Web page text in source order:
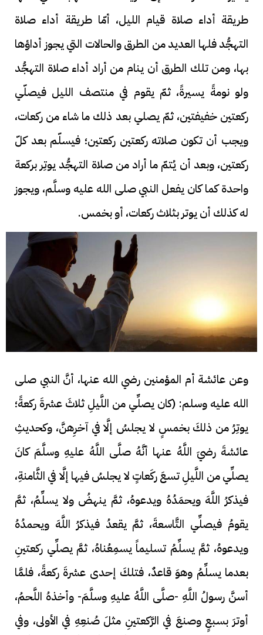
طريقة أداء صلاة قيام الليل، أمّا طريقة أداء صلاة
التهجُّد فلها العديد من الطرق والحالات التي يجوز أداؤها
بها، ومن تلك الطرق أن ينام من أراد أداء صلاة التهجُّد
ولو نومةً يسيرةً، ثمّ يقوم في منتصف الليل فيصلّي
ركعتين خفيفتين، ثمّ يصلي بعد ذلك ما شاء من ركعات،
ويجب أن تكون صلاته ركعتين ركعتين؛ فيسلّم بعد كلّ
ركعتين، وبعد أن يُتمّ ما أراد من صلاة التهجُّد يوتِر بركعة
واحدة كما كان يفعل النبي صلى الله عليه وسلَّم، ويجوز
له كذلك أن يوتر بثلاث ركعات، أو بخمس.
وعن عائشة أم المؤمنين رضي الله عنها، أنَّ النبي صلى
الله عليه وسلم: (كان يصلِّي من اللَّيلِ ثلاثَ عشرةَ ركعةً؛
يوتِرُ من ذلكَ بخمسٍ لا يجلسُ إلَّا في آخرِهنَّ، وكحديثِ
عائشةَ رضيَ اللَّهُ عنها أنَّهُ صلَّى اللَّهُ عليهِ وسلَّمَ كانَ
يصلِّي من اللَّيلِ تسعَ ركَعاتٍ لا يجلسُ فيها إلَّا في الثَّامنةِ،
فيذكرُ اللَّهَ ويحمَدُهُ ويدعوهُ، ثمَّ ينهضُ ولا يسلِّمُ، ثمَّ
يقومُ فيصلِّي التَّاسعةَ، ثمَّ يقعدُ فيذكرُ اللَّهَ ويحمدُهُ
ويدعوهُ، ثمَّ يسلِّمُ تسليماً يسمِعُناهُ، ثمَّ يصلِّي ركعتينِ
بعدما يسلِّمُ وهوَ قاعدٌ، فتلكَ إحدى عشرةَ ركعةً، فلمَّا
أسنَّ رسولُ اللَّهِ -صلَّى اللَّهُ عليهِ وسلَّمَ- وأخذهُ اللَّحمُ،
أوترَ بسبعٍ وصنعَ في الرَّكعتينِ مثلَ صُنعِهِ في الأولى، وفي